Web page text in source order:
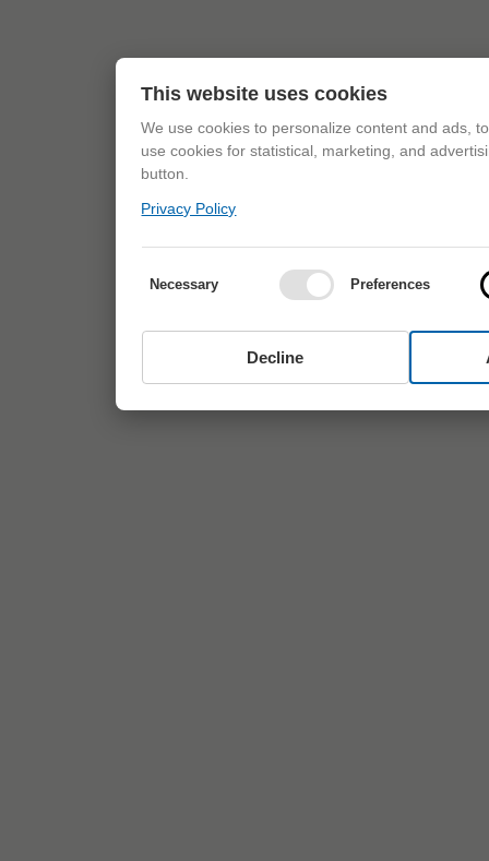
This website uses cookies
We use cookies to personalize content and ads,
use cookies for statistical, marketing, and
button.
Privacy Policy
Necessary Preferences
Decline